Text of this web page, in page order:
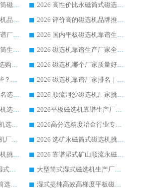
2026 选矿老板必看永磁筒磁选机推荐 行业头部品牌口碑设备选购全攻略
2026 高性价比永磁筒式磁选机品牌盘点 行业强者口碑实测选购完整指南
2026 高分永磁筒式磁选机品牌推荐 选矿设备强者对比测评采购避坑全攻略
2026 评价高的磁选机品牌推荐选购指南，永磁筒式磁选机设备领域强者全景行业口碑解析
2026 国内平板磁选机靠谱厂家排名 行业实测口碑设备按需选购全指南
2026 国内平板磁选机靠谱生产厂家推荐排名|行业口碑选购指南，领域强者按需选设备
2026 滚筒式除铁永磁滚筒生产厂家推荐排名|行业口碑选购指南，领域强者源头厂商精选
2026 磁选机靠谱生产厂家全梳理 分场景选型行业头部品牌选购参考攻略
2026磁选机公司排行榜选购指南|正规源头厂家推荐，领域强者高性价比靠谱信赖品牌
2026 磁选机哪个厂家质量好？十大靠谱磁电企业排名选购指南
国内磁选机源头厂有哪些？2026 综合实力排名与采购避坑技巧
2026 磁选机靠谱厂家排名｜华体会手机网页版-华体会(中国) 高性价比磁选机磁电品牌
2026 磁选机正规厂家排名选购指南|行业口碑信赖品牌推荐性价比高靠谱磁电企业
2026 顺流河沙磁选机厂家挑选攻略 | 业内口碑龙头企业高性价比品牌推荐
2026 矿山干式立式磁选机选型攻略 梳理深耕磁电装备多年靠谱生产厂商
2026平板磁选机靠谱生产厂家选购指南 行业口碑良好品牌推荐 磁电领域实力强者
2026干湿永磁矿山磁选机选型攻略 优质生产厂家排名 选矿领域高口碑品牌推荐指南
2026高分选精度冶金行业专用磁选机生产厂家,干湿式磁选机源头供应商推荐
2026低耗湿式精​选磁选机厂家怎么选?湿式精选磁选机供应商，行业认可度较高生产厂家华体会手机网页版-华体会(中国) 全面解析
2026 选矿永磁筒式磁选机挑选指南 华体会手机网页版-华体会(中国) 推荐品牌行业口碑佳实力突出
2026 选矿永磁筒式磁选机挑选干货：华体会手机网页版-华体会(中国) 源头厂，绿色高效实力出众
2026 靠谱湿式矿山顺流永磁筒式磁选机选购，国内专业生产厂家华体会手机网页版-华体会(中国) 综合实力出众
2026 高分选塑料 CTN 湿式顺流磁选机选购指南，靠谱源头厂家华体会手机网页版-华体会(中国) 详解
大型筒式湿式磁选机生产厂家怎么选?华体会手机网页版-华体会(中国) 设备口碑广受行业认可
全磁高吸附深度永磁滚筒选购指南 业内口碑稳定磁电设备生产厂家详细推荐
湿式提纯高效高梯度平板磁选机靠谱设备源头厂商华体会手机网页版-华体会(中国) 综合测评